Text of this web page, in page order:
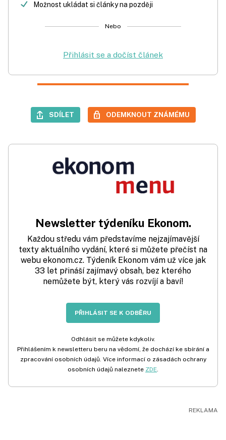
Možnost ukládat si články na později
Nebo
Přihlásit se a dočíst článek
SDÍLET ODEMKNOUT ZNÁMÉMU
Newsletter týdeníku Ekonom.
Každou středu vám představíme nejzajímavější
texty aktuálního vydání, které si můžete přečíst na
webu ekonom.cz. Týdeník Ekonom vám už více jak
33 let přináší zajímavý obsah, bez kterého
nemůžete být, který vás rozvíjí a baví!
PŘIHLÁSIT SE K ODBĚRU
Odhlásit se můžete kdykoliv.
Přihlášením k newsletteru beru na vědomí, že dochází ke sbírání a
zpracování osobních údajů. Více informací o zásadách ochrany
osobních údajů naleznete ZDE.